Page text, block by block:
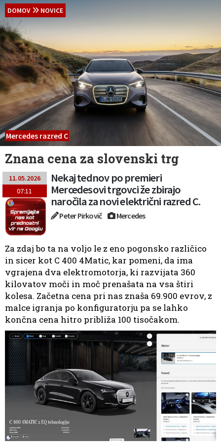
DOMOV NOVICE
Mercedes razred C
Znana cena za slovenski trg
11.05.2026
07:11
Nekaj tednov po premieri
Mercedesovi trgovci že zbirajo
naročila za novi električni razred C.
Peter Pirkovič Mercedes
Za zdaj bo ta na voljo le z eno pogonsko različico
in sicer kot C 400 4Matic, kar pomeni, da ima
vgrajena dva elektromotorja, ki razvijata 360
kilovatov moči in moč prenašata na vsa štiri
kolesa. Začetna cena pri nas znaša 69.900 evrov, z
malce igranja po konfiguratorju pa se lahko
končna cena hitro približa 100 tisočakom.